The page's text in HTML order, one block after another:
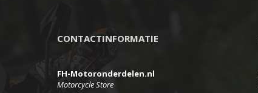
CONTACTINFORMATIE
FH-Motoronderdelen.nl
Motorcycle Store